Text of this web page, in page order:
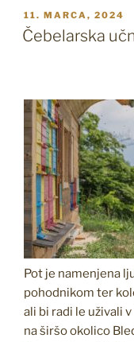
OBJAVLJENO
DNE
11. MARCA, 2024
Čebelarska
Pot je namenjena
pohodnikom ter
ali bi radi le uživali
na širšo okolico